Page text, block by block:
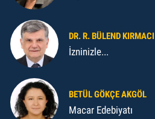
DR. R. BÜLEND KIRMACI
İzninizle...
BETÜL GÖKÇE AKGÖL
Macar Edebiyatı